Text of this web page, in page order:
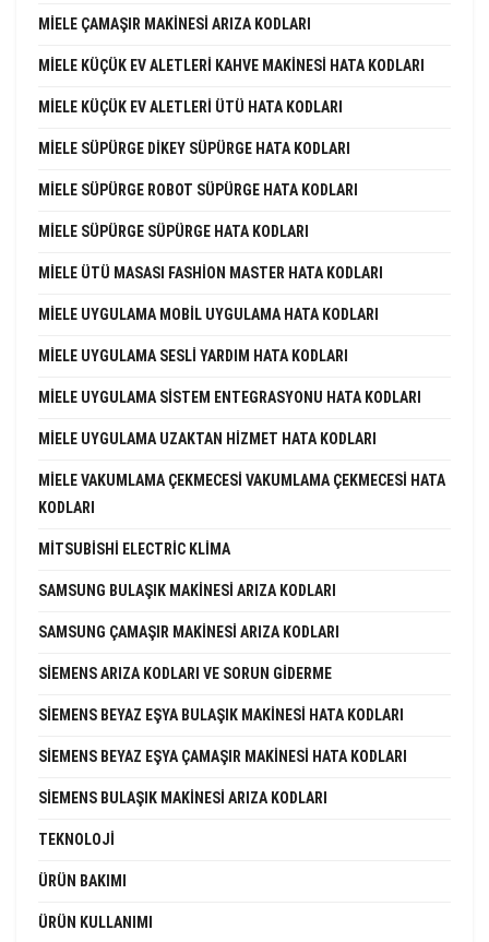
MIELE ÇAMAŞIR MAKINESI ARIZA KODLARI
MIELE KÜÇÜK EV ALETLERI KAHVE MAKINESI HATA KODLARI
MIELE KÜÇÜK EV ALETLERI ÜTÜ HATA KODLARI
MIELE SÜPÜRGE DIKEY SÜPÜRGE HATA KODLARI
MIELE SÜPÜRGE ROBOT SÜPÜRGE HATA KODLARI
MIELE SÜPÜRGE SÜPÜRGE HATA KODLARI
MIELE ÜTÜ MASASI FASHION MASTER HATA KODLARI
MIELE UYGULAMA MOBIL UYGULAMA HATA KODLARI
MIELE UYGULAMA SESLI YARDIM HATA KODLARI
MIELE UYGULAMA SISTEM ENTEGRASYONU HATA KODLARI
MIELE UYGULAMA UZAKTAN HIZMET HATA KODLARI
MIELE VAKUMLAMA ÇEKMECESI VAKUMLAMA ÇEKMECESI HATA
KODLARI
MITSUBISHI ELECTRIC KLIMA
SAMSUNG BULAŞIK MAKINESI ARIZA KODLARI
SAMSUNG ÇAMAŞIR MAKINESI ARIZA KODLARI
SIEMENS ARIZA KODLARI VE SORUN GIDERME
SIEMENS BEYAZ EŞYA BULAŞIK MAKINESI HATA KODLARI
SIEMENS BEYAZ EŞYA ÇAMAŞIR MAKINESI HATA KODLARI
SIEMENS BULAŞIK MAKINESI ARIZA KODLARI
TEKNOLOJI
ÜRÜN BAKIMI
ÜRÜN KULLANIMI